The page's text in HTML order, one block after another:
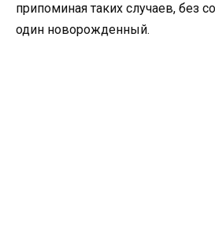
припоминая таких случаев, без
один новорожденный.